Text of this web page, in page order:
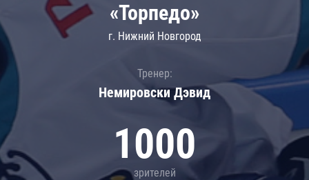
«Торпедо»
г. Нижний Новгород
Тренер:
Немировски Дэвид
1000
зрителей